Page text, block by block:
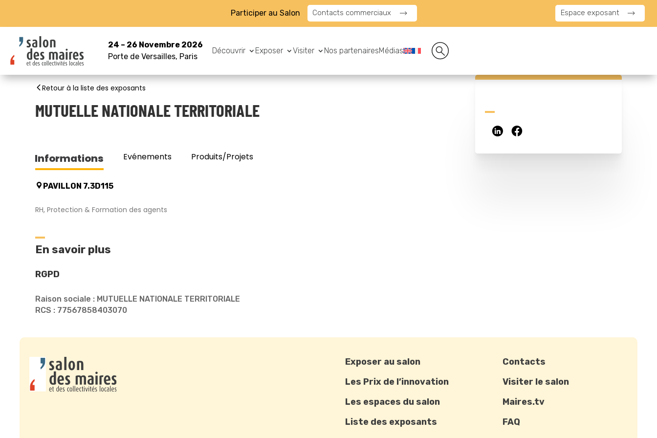
Participer au Salon Contacts commerciaux Espace exposant
24 – 26 Novembre 2026
Porte de Versailles, Paris
Découvrir Exposer Visiter Nos partenairesMédias
Retour à la liste des exposants
MUTUELLE NATIONALE TERRITORIALE
Informations Evénements Produits/Projets
PAVILLON 7.3D115
RH, Protection & Formation des agents
En savoir plus
RGPD
Raison sociale : MUTUELLE NATIONALE TERRITORIALE
RCS : 77567858403070
Exposer au salon
Les Prix de l’innovation
Les espaces du salon
Liste des exposants
Contacts
Visiter le salon
Maires.tv
FAQ